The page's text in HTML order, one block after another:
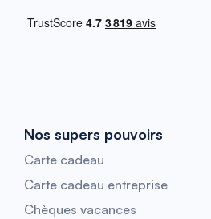
Nos supers pouvoirs
Carte cadeau
Carte cadeau entreprise
Chèques vacances